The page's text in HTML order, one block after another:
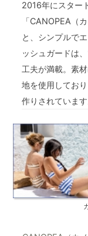
2016年にスター
「CANOPEA（
と、シンプルで
ッシュガードは
工夫が満載。素
地を使用してお
作りされています